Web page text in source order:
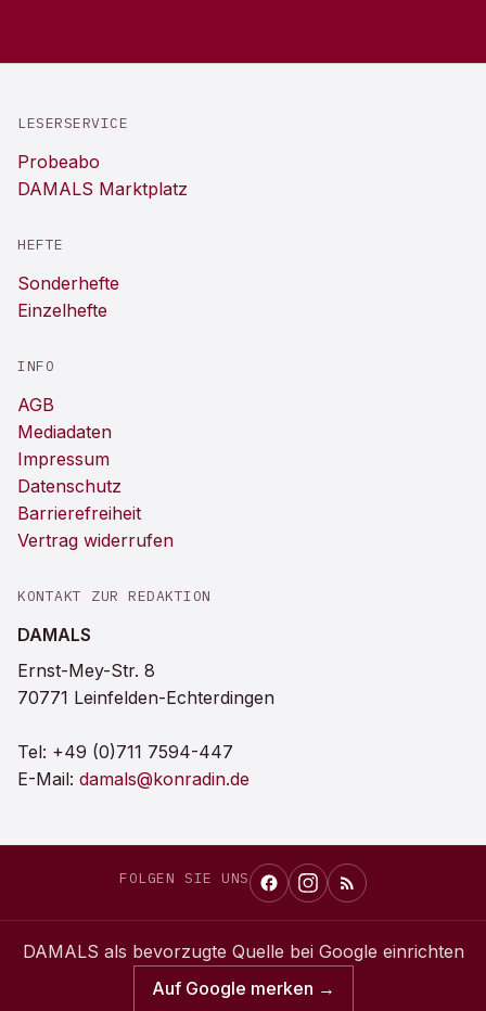
LESERSERVICE
Probeabo
DAMALS Marktplatz
HEFTE
Sonderhefte
Einzelhefte
INFO
AGB
Mediadaten
Impressum
Datenschutz
Barrierefreiheit
Vertrag widerrufen
KONTAKT ZUR REDAKTION
DAMALS
Ernst-Mey-Str. 8
70771 Leinfelden-Echterdingen
Tel: +49 (0)711 7594-447
E-Mail: damals@konradin.de
FOLGEN SIE UNS
DAMALS als bevorzugte Quelle bei Google einrichten
Auf Google merken →